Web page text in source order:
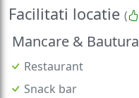
Facilitati locatie (
Mancare & Bautura
Restaurant
Snack bar